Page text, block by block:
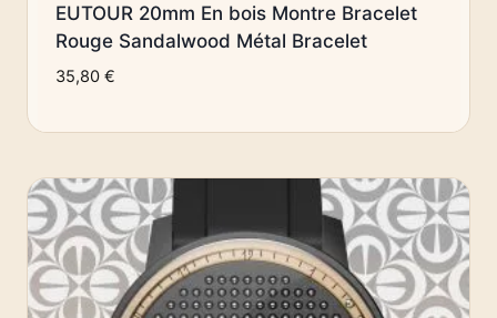
EUTOUR 20mm En bois Montre Bracelet
Rouge Sandalwood Métal Bracelet
35,80 €